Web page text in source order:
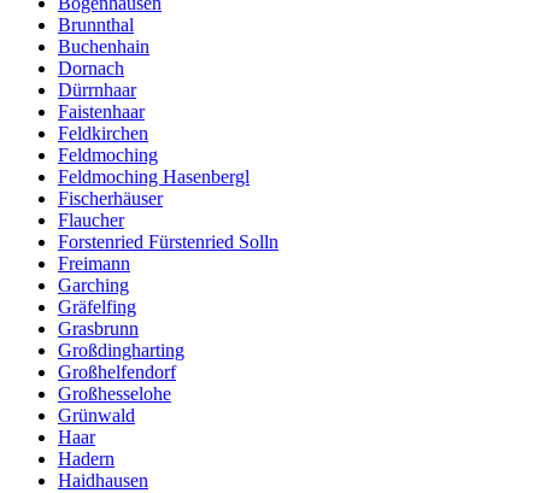
Brunnthal
Buchenhain
Dornach
Dürrnhaar
Faistenhaar
Feldkirchen
Feldmoching
Feldmoching Hasenbergl
Fischerhäuser
Flaucher
Forstenried Fürstenried Solln
Freimann
Garching
Gräfelfing
Grasbrunn
Großdingharting
Großhelfendorf
Großhesselohe
Grünwald
Haar
Hadern
Haidhausen